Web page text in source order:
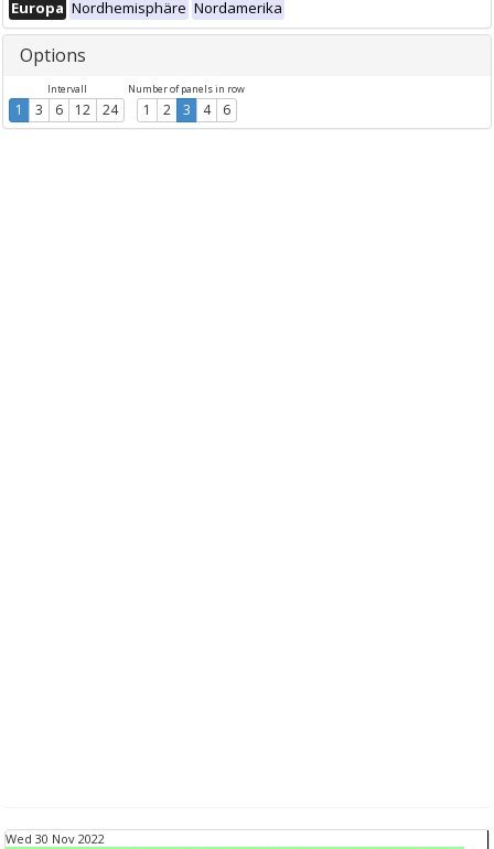
Europa Nordhemisphäre Nordamerika
Options
Intervall
1 3 6 12 24
Number of panels in row
1 2 3 4 6
Wed 30 Nov 2022